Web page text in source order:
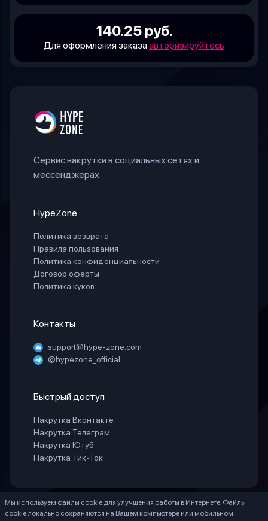
140.25 руб.
Для оформления заказаавторизируйтесь
Мы используем файлы cookie для улучшения работы в Интернете. Файлы
cookie локально сохраняются на Вашем компьютере или мобильном
Сервис накрутки в социальных сетях и
мессенджерах
HypeZone
Политика возврата
Правила пользования
Политика конфиденциальности
Договор оферты
Политика куков
Контакты
support@hype-zone.com
@hypezone_official
Быстрый доступ
Накрутка Вконтакте
Накрутка Телеграм
Накрутка Ютуб
Накрутка Тик-Ток
© 2025 «HypeZone». Все права защищены.
ИП БЕЛАЯ СВЕТЛАНА ГЕННАДИЕВНА ИНН 771888066530 ОГРНИП